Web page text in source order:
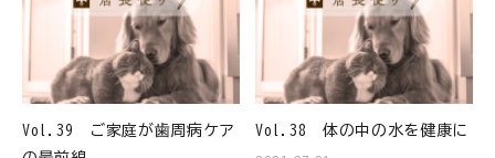
Vol.39 ご家庭が歯周病ケア
Vol.38 体の中の水を健康に